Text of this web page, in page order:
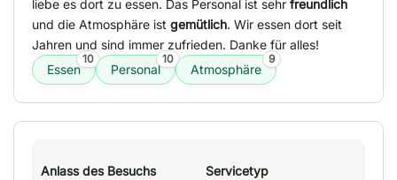
liebe es dort zu essen. Das Personal ist sehr freundlich
und die Atmosphäre ist gemütlich. Wir essen dort seit
Jahren und sind immer zufrieden. Danke für alles!
Essen
10
Personal
10
Atmosphäre
9
Anlass des Besuchs Servicetyp